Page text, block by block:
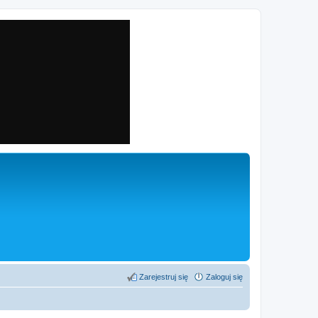
Zaloguj się
Zarejestruj się